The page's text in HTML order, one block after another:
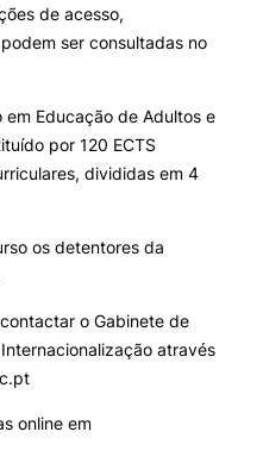
de acesso,
ser consultadas no
Educação de Adultos e
por 120 ECTS
divididas em 4
os detentores da
o Gabinete de
através
online em